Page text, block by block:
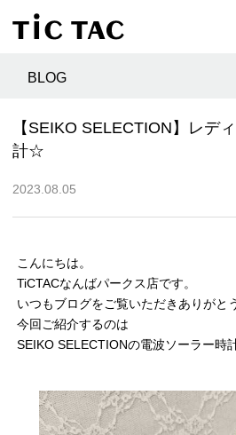
BLOG
【SEIKO SELECTION】レデ
計☆
2023.08.05
こんにちは。
TiCTACなんばパークス店です。
いつもブログをご覧いただきありがと
今回ご紹介するのは
SEIKO SELECTIONの電波ソーラー時